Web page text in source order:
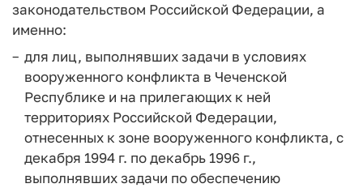
законодательством Российской Федерации, а
именно:
для лиц, выполнявших задачи в условиях
вооруженного конфликта в Чеченской
Республике и на прилегающих к ней
территориях Российской Федерации,
отнесенных к зоне вооруженного конфликта, с
декабря 1994 г. по декабрь 1996 г.,
выполнявших задачи по обеспечению